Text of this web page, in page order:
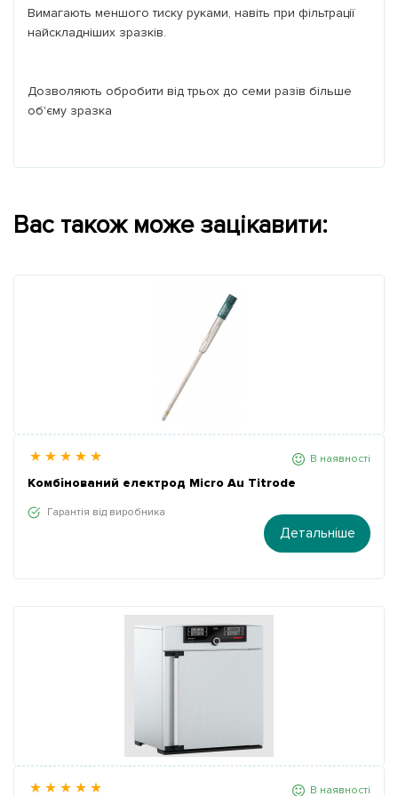
Вас також може зацікавити:
В наявності
Комбінований електрод Micro Au Titrode
Гарантія від виробника
Детальніше
В наявності
Вимагають меншого тиску руками, навіть при фільтрації
найскладніших зразків.
Дозволяють обробити від трьох до семи разів більше
об'єму зразка